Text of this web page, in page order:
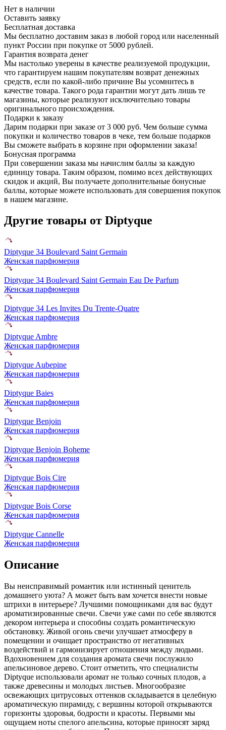
Нет в наличии
Оставить заявку
Бесплатная доставка
Мы бесплатно доставим заказ в любой город или населенный
пункт России при покупке от 5000 рублей.
Гарантия возврата денег
Мы настолько уверены в качестве реализуемой продукции,
что гарантируем нашим покупателям возврат денежных
средств, если по какой-либо причине Вы усомнитесь в
качестве товара. Такого рода гарантии могут дать лишь те
магазины, которые реализуют исключительно товары
оригинального происхождения.
Подарки к заказу
Дарим подарки при заказе от 3 000 руб. Чем больше сумма
покупки и количество товаров в чеке, тем больше подарков
Вы сможете выбрать в корзине при оформлении заказа!
Бонусная программа
При совершении заказа мы начислим баллы за каждую
единицу товара. Таким образом, помимо всех действующих
скидок и акций, Вы получаете дополнительные бонусные
баллы, которые можете использовать для совершения покупок
в нашем магазине.
Другие товары от Diptyque
Diptyque 34 Boulevard Saint Germain
Женская парфюмерия
Diptyque 34 Boulevard Saint Germain Eau De Parfum
Женская парфюмерия
Diptyque 34 Les Invites Du Trente-Quatre
Женская парфюмерия
Diptyque Ambre
Женская парфюмерия
Diptyque Aubepine
Женская парфюмерия
Diptyque Baies
Женская парфюмерия
Diptyque Benjoin
Женская парфюмерия
Diptyque Benjoin Boheme
Женская парфюмерия
Diptyque Bois Cire
Женская парфюмерия
Diptyque Bois Corse
Женская парфюмерия
Diptyque Cannelle
Женская парфюмерия
Описание
Вы неисправимый романтик или истинный ценитель
домашнего уюта? А может быть вам хочется внести новые
штрихи в интерьере? Лучшими помощниками для вас будут
ароматизированные свечи. Свечи уже сами по себе являются
декором интерьера и способны создать романтическую
обстановку. Живой огонь свечи улучшает атмосферу в
помещении и очищает пространство от негативных
воздействий и гармонизирует отношения между людьми.
Вдохновением для создания аромата свечи послужило
апельсиновое дерево. Стоит отметить, что специалисты
Diptyque использовали аромат не только сочных плодов, а
также древесины и молодых листьев. Многообразие
освежающих цитрусовых оттенков складывается в целебную
ароматическую пирамиду, с вершины которой открываются
горизонты здоровья, бодрости и красоты. Первыми мы
ощущаем ноты спелого апельсина, которые приносят заряд